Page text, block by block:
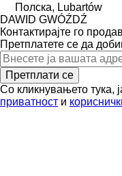
Полска, Lubartów
DAWID GWÓŹDŹ
Контактирајте го
Претплатете се да
Претплати се
Со кликнувањето тука,
приватност и